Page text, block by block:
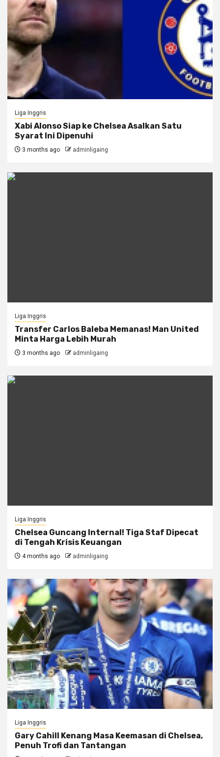
Liga Inggris
Xabi Alonso Siap ke Chelsea Asalkan Satu
Syarat Ini Dipenuhi
3 months ago adminligaing
Liga Inggris
Transfer Carlos Baleba Memanas! Man United
Minta Harga Lebih Murah
3 months ago adminligaing
Liga Inggris
Chelsea Guncang Internal! Tiga Staf Dipecat
di Tengah Krisis Keuangan
4 months ago adminligaing
Liga Inggris
Gary Cahill Kenang Masa Keemasan di Chelsea,
Penuh Trofi dan Tantangan